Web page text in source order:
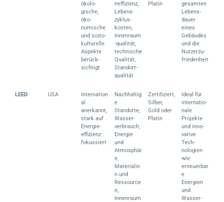
ökolo-
gische,
öko-
nomische
und sozio-
kulturelle
Aspekte
berück-
sichtigt
neffizienz,
Lebens-
zyklus-
kosten,
Innenraum
-qualität,
technische
Qualität,
Standort-
qualität
Platin
gesamten
Lebens-
dauer
eines
Gebäudes
und die
Nutzerzu-
friedenheit
LEED USA
Internation
al
anerkannt,
stark auf
Energie-
effizienz
fokussiert
Nachhaltig
e
Standorte,
Wasser-
verbrauch,
Energie
und
Atmosphär
e,
Materialie
n und
Ressource
n,
Innenraum
Zertifiziert,
Silber,
Gold oder
Platin
Ideal für
internatio-
nale
Projekte
und inno-
vative
Tech-
nologien
wie
erneuerbar
e
Energien
und
Wasser-